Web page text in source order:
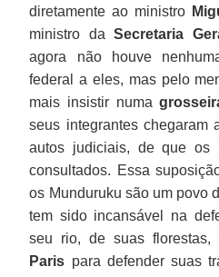
diretamente ao ministro
ministro daSecretaria
agora não houve
federal a eles, mas pelo
mais insistir numa
seus integrantes chegaram
autos judiciais, de que os
consultados. Essa
os Munduruku são um povo
tem sido incansável na
seu rio, de suas florestas,
Paris para defender suas